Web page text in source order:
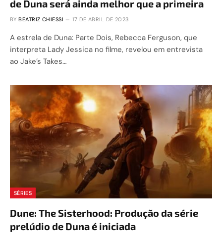
de Duna será ainda melhor que a primeira
BY BEATRIZ CHIESSI 17 DE ABRIL DE 2023
A estrela de Duna: Parte Dois, Rebecca Ferguson, que
interpreta Lady Jessica no filme, revelou em entrevista
ao Jake’s Takes…
SÉRIES
Dune: The Sisterhood: Produção da série
prelúdio de Duna é iniciada